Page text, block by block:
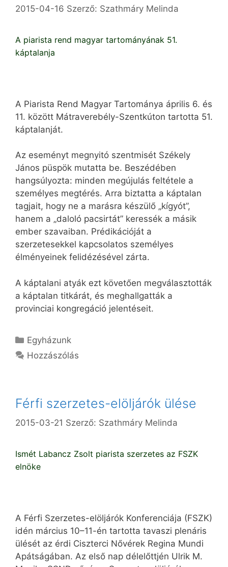
2015-04-16 Szerző: Szathmáry Melinda
A piarista rend magyar tartományának 51.
káptalanja
A Piarista Rend Magyar Tartománya április 6. és
11. között Mátraverebély-Szentkúton tartotta 51.
káptalanját.
Az eseményt megnyitó szentmisét Székely
János püspök mutatta be. Beszédében
hangsúlyozta: minden megújulás feltétele a
személyes megtérés. Arra biztatta a káptalan
tagjait, hogy ne a marásra készülő „kígyót”,
hanem a „daloló pacsirtát” keressék a másik
ember szavaiban. Prédikációját a
szerzetesekkel kapcsolatos személyes
élményeinek felidézésével zárta.
A káptalani atyák ezt követően megválasztották
a káptalan titkárát, és meghallgatták a
provinciai kongregáció jelentéseit.
Kategória
Egyházunk
Hozzászólás
Férfi szerzetes-elöljárók ülése
2015-03-21 Szerző: Szathmáry Melinda
Ismét Labancz Zsolt piarista szerzetes az FSZK
elnöke
A Férfi Szerzetes-elöljárók Konferenciája (FSZK)
idén március 10–11-én tartotta tavaszi plenáris
ülését az érdi Ciszterci Nővérek Regina Mundi
Apátságában. Az első nap délelőttjén Ulrik M.